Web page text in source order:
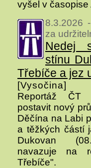
vyšel v časopise
8.3.2026
za
Nedej
stínu
Třebíče a jez
[Vysočina]
Reportáž
postavit nový
Děčína na Labi
a těžkých částí
Dukovan
navazuje na
Třebíče".